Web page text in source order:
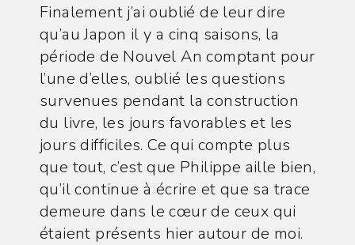
Finalement j’ai oublié de leur dire
qu’au Japon il y a cinq saisons, la
période de Nouvel An comptant pour
l’une d’elles, oublié les questions
survenues pendant la construction
du livre, les jours favorables et les
jours difficiles. Ce qui compte plus
que tout, c’est que Philippe aille bien,
qu’il continue à écrire et que sa trace
demeure dans le cœur de ceux qui
étaient présents hier autour de moi.